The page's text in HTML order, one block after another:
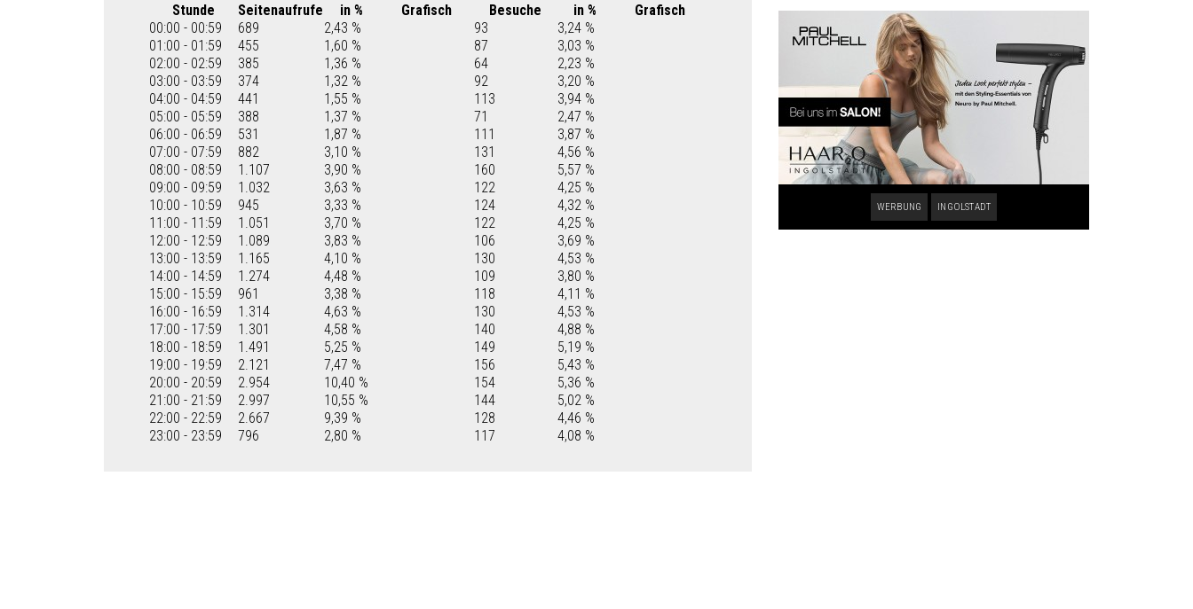
Stunde Seitenaufrufe in % Grafisch Besuche in %
Grafisch
00:00 - 00:59
689 2,43 % 93
3,24 %
01:00 - 01:59
455 1,60 % 87
3,03 %
02:00 - 02:59
385 1,36 % 64
2,23 %
03:00 - 03:59
374 1,32 % 92
3,20 %
04:00 - 04:59
441 1,55 % 113
3,94 %
05:00 - 05:59
388 1,37 % 71
2,47 %
06:00 - 06:59
531 1,87 % 111
3,87 %
07:00 - 07:59
882 3,10 % 131
4,56 %
08:00 - 08:59
1.107 3,90 % 160
5,57 %
09:00 - 09:59
1.032 3,63 % 122
4,25 %
10:00 - 10:59
945 3,33 % 124
4,32 %
11:00 - 11:59
1.051 3,70 % 122
4,25 %
12:00 - 12:59
1.089 3,83 % 106
3,69 %
13:00 - 13:59
1.165 4,10 % 130
4,53 %
14:00 - 14:59
1.274 4,48 % 109
3,80 %
15:00 - 15:59
961 3,38 % 118
4,11 %
16:00 - 16:59
1.314 4,63 % 130
4,53 %
17:00 - 17:59
1.301 4,58 % 140
4,88 %
18:00 - 18:59
1.491 5,25 % 149
5,19 %
19:00 - 19:59
2.121 7,47 % 156
5,43 %
20:00 - 20:59
2.954 10,40 % 154
5,36 %
21:00 - 21:59
2.997 10,55 % 144
5,02 %
22:00 - 22:59
2.667 9,39 % 128
4,46 %
23:00 - 23:59
796 2,80 % 117 4,08 %
WERBUNG INGOLSTADT